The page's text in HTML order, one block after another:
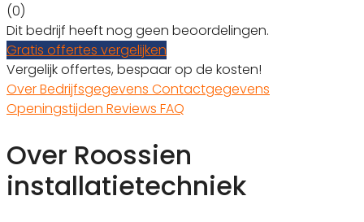
(0)
Dit bedrijf heeft nog geen beoordelingen.
Gratis offertes vergelijken
Vergelijk offertes, bespaar op de kosten!
OverBedrijfsgegevens Contactgegevens
Openingstijden Reviews FAQ
Over Roossien
installatietechniek